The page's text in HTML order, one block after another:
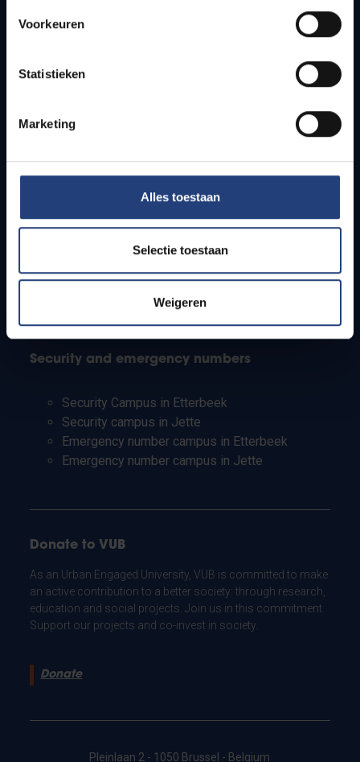
Voorkeuren
Statistieken
Marketing
Alles toestaan
Selectie toestaan
Weigeren
How to get to the VUB campuses
Students
PhD students
Teachers and secondary schools
Working students
Security and emergency numbers
Security Campus in Etterbeek
Security campus in Jette
Emergency number campus in Etterbeek
Emergency number campus in Jette
Donate to VUB
As an Urban Engaged University, VUB is committed to make
an active contribution to a better society: through research,
education and social projects. Join us in this commitment.
Support our projects and co-invest in society.
Donate
Pleinlaan 2 - 1050 Brussel - Belgium